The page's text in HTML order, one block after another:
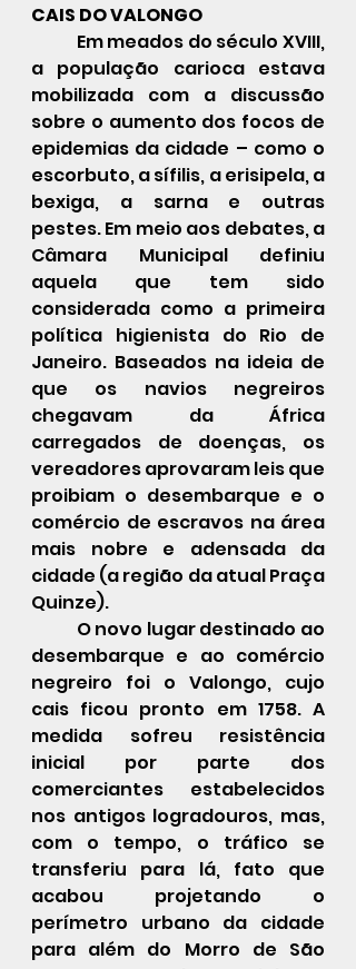
CAIS DO VALONGO
Em meados do século XVIII,
a população carioca estava
mobilizada com a discussão
sobre o aumento dos focos de
epidemias da cidade – como o
escorbuto, a sífilis, a erisipela, a
bexiga, a sarna e outras
pestes. Em meio aos debates, a
Câmara Municipal definiu
aquela que tem sido
considerada como a primeira
política higienista do Rio de
Janeiro. Baseados na ideia de
que os navios negreiros
chegavam da África
carregados de doenças, os
vereadores aprovaram leis que
proibiam o desembarque e o
comércio de escravos na área
mais nobre e adensada da
cidade (a região da atual Praça
Quinze).
O novo lugar destinado ao
desembarque e ao comércio
negreiro foi o Valongo, cujo
cais ficou pronto em 1758. A
medida sofreu resistência
inicial por parte dos
comerciantes estabelecidos
nos antigos logradouros, mas,
com o tempo, o tráfico se
transferiu para lá, fato que
acabou projetando o
perímetro urbano da cidade
para além do Morro de São